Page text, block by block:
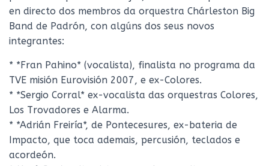
en directo dos membros da orquestra Chárleston Big
Band de Padrón, con algúns dos seus novos
integrantes:
* *Fran Pahino* (vocalista), finalista no programa da
TVE misión Eurovisión 2007, e ex-Colores.
* *Sergio Corral* ex-vocalista das orquestras Colores,
Los Trovadores e Alarma.
* *Adrián Freiría*, de Pontecesures, ex-bateria de
Impacto, que toca ademais, percusión, teclados e
acordeón.